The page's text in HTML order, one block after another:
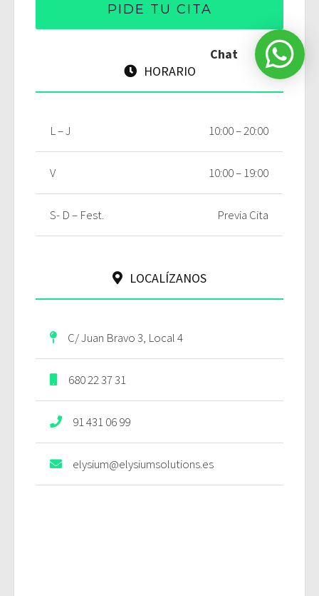
PIDE TU CITA
HORARIO
L – J 10:00 – 20:00
V 10:00 – 19:00
S- D – Fest. Previa Cita
LOCALÍZANOS
C/ Juan Bravo 3, Local 4
680 22 37 31
91 431 06 99
elysium@elysiumsolutions.es
Chat